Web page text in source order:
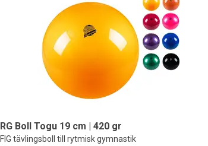
RG Boll Togu 19 cm | 420 gr
FIG tävlingsboll till rytmisk gymnastik